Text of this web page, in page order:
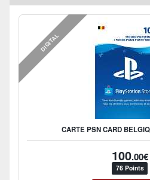
CARTE PSN CARD
100.00€
76 Points
DIGITAL